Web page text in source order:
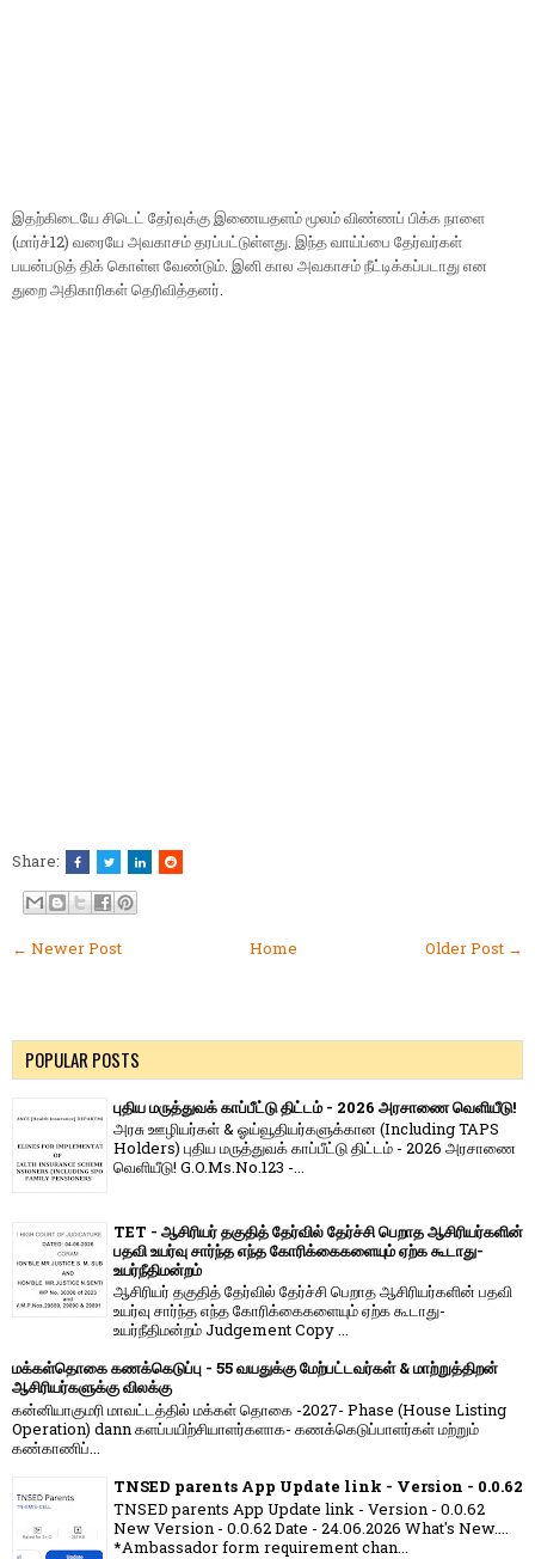
இதற்கிடையே சிடெட் தேர்வுக்கு இணையதளம் மூலம் விண்ணப் பிக்க நாளை
(மார்ச்12) வரையே அவகாசம் தரப்பட்டுள்ளது. இந்த வாய்ப்பை தேர்வர்கள்
பயன்படுத் திக் கொள்ள வேண்டும். இனி கால அவகாசம் நீட்டிக்கப்படாது என
துறை அதிகாரிகள் தெரிவித்தனர்.
Share:
← Newer Post Older Post →
Home
POPULAR POSTS
புதிய மருத்துவக் காப்பீட்டு திட்டம் - 2026 அரசாணை வெளியீடு!
அரசு ஊழியர்கள் & ஓய்வூதியர்களுக்கான (Including TAPS
Holders) புதிய மருத்துவக் காப்பீட்டு திட்டம் - 2026 அரசாணை
வெளியீடு! G.O.Ms.No.123 -...
TET - ஆசிரியர் தகுதித் தேர்வில் தேர்ச்சி பெறாத ஆசிரியர்களின்
பதவி உயர்வு சார்ந்த எந்த கோரிக்கைகளையும் ஏற்க கூடாது-
உயர்நீதிமன்றம்
ஆசிரியர் தகுதித் தேர்வில் தேர்ச்சி பெறாத ஆசிரியர்களின் பதவி
உயர்வு சார்ந்த எந்த கோரிக்கைகளையும் ஏற்க கூடாது-
உயர்நீதிமன்றம் Judgement Copy ...
மக்கள்தொகை கணக்கெடுப்பு - 55 வயதுக்கு மேற்பட்டவர்கள் & மாற்றுத்திறன்
ஆசிரியர்களுக்கு விலக்கு
கன்னியாகுமரி மாவட்டத்தில் மக்கள் தொகை -2027- Phase (House Listing
Operation) dann களப்பயிற்சியாளர்களாக- கணக்கெடுப்பாளர்கள் மற்றும்
கண்காணிப்...
TNSED parents App Update link - Version - 0.0.62
TNSED parents App Update link - Version - 0.0.62
New Version - 0.0.62 Date - 24.06.2026 What's New....
*Ambassador form requirement chan...